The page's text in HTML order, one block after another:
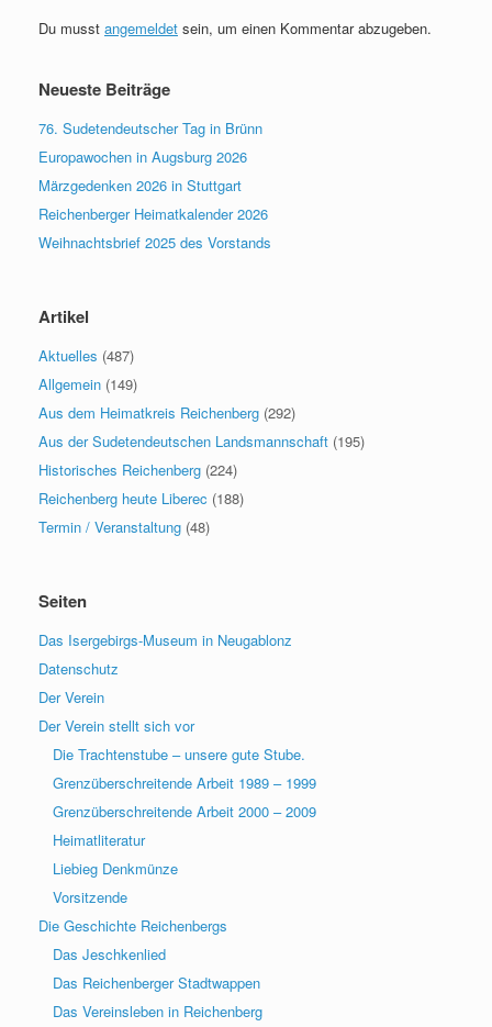
Du musst angemeldet sein, um einen Kommentar abzugeben.
Neueste Beiträge
76. Sudetendeutscher Tag in Brünn
Europawochen in Augsburg 2026
Märzgedenken 2026 in Stuttgart
Reichenberger Heimatkalender 2026
Weihnachtsbrief 2025 des Vorstands
Artikel
Aktuelles (487)
Allgemein (149)
Aus dem Heimatkreis Reichenberg (292)
Aus der Sudetendeutschen Landsmannschaft (195)
Historisches Reichenberg (224)
Reichenberg heute Liberec (188)
Termin / Veranstaltung (48)
Seiten
Das Isergebirgs-Museum in Neugablonz
Datenschutz
Der Verein
Der Verein stellt sich vor
Die Trachtenstube – unsere gute Stube.
Grenzüberschreitende Arbeit 1989 – 1999
Grenzüberschreitende Arbeit 2000 – 2009
Heimatliteratur
Liebieg Denkmünze
Vorsitzende
Die Geschichte Reichenbergs
Das Jeschkenlied
Das Reichenberger Stadtwappen
Das Vereinsleben in Reichenberg